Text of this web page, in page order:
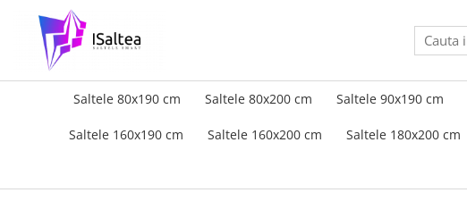
Saltele 80x190 cm Saltele 80x200 cm Saltele 90x190 cm
Saltele 160x190 cm Saltele 160x200 cm Saltele 180x200 cm